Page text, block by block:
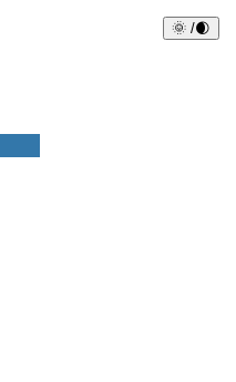
🌞 /🌒